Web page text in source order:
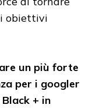
obiettivi
un più forte
per i googler
+ in